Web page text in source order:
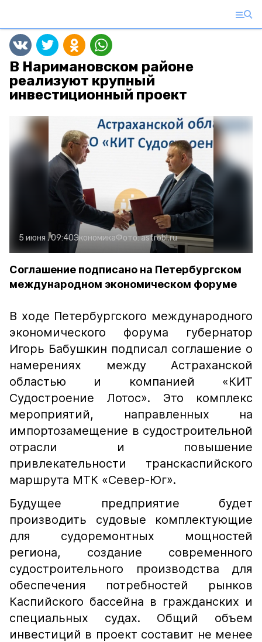
В Наримановском районе
реализуют крупный
инвестиционный проект
5 июня , 09:40ЭкономикаФото:astrobl.ru
Соглашение подписано на Петербургском
международном экономическом форуме
В ходе Петербургского международного
экономического форума губернатор
Игорь Бабушкин подписал соглашение о
намерениях между Астраханской
областью и компанией «КИТ
Судостроение Лотос». Это комплекс
мероприятий, направленных на
импортозамещение в судостроительной
отрасли и повышение
привлекательности транскаспийского
маршрута МТК «Север-Юг».
Будущее предприятие будет
производить судовые комплектующие
для судоремонтных мощностей
региона, создание современного
судостроительного производства для
обеспечения потребностей рынков
Каспийского бассейна в гражданских и
специальных судах. Общий объем
инвестиций в проект составит не менее